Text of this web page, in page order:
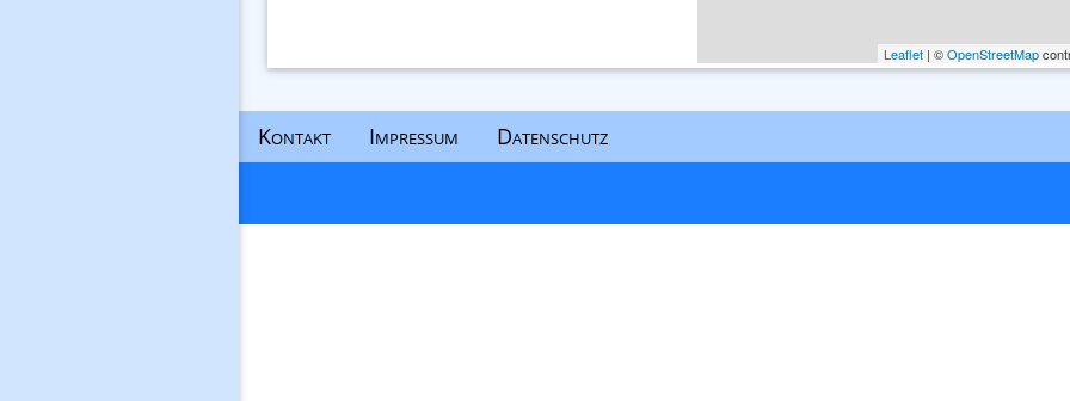
Leaflet| ©OpenStreetMap
Kontakt Impressum Datenschutz